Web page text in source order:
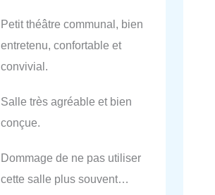
Petit théâtre communal, bien
entretenu, confortable et
convivial.
Salle très agréable et bien
conçue.
Dommage de ne pas utiliser
cette salle plus souvent…